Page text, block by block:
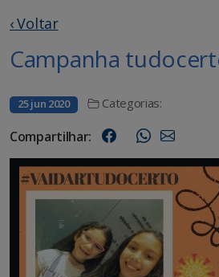
‹ Voltar
Campanha
25 jun 2020 Categorias:
Compartilhar: